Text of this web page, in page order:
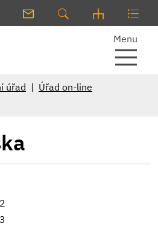
Menu
úřad
Úřad on-line